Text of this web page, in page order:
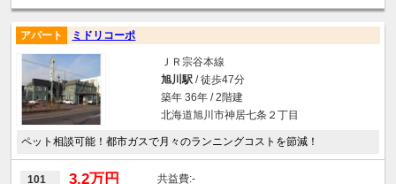
アパート ミドリコーポ
ＪＲ宗谷本線
旭川駅/ 徒歩47分
築年 36年 / 2階建
北海道旭川市神居七条２丁目
ペット相談可能！都市ガスで月々のランニングコストを節減！
101 3.2万円 -